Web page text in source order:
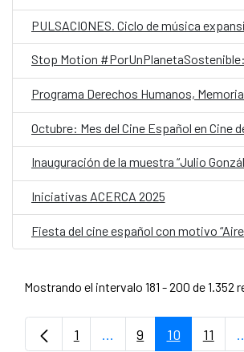
PULSACIONES. Ciclo de música
Programa Derechos Humanos,
Octubre: Mes del Cine Español en Cine
Iniciativas ACERCA 2025
Mostrando el intervalo 181 - 200 de 1.352
Página
1 ...Páginas intermedias
Página
9 Página
10 11